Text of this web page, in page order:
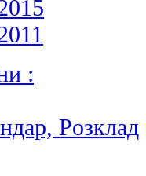
:
Poзклад